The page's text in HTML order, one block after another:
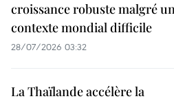
croissance robuste malgré
contexte mondial difficile
28/07/2026 03:32
La Thaïlande accélère la